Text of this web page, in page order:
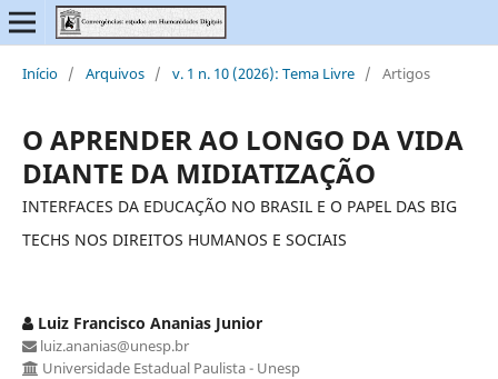
Início / Arquivos / v. 1 n. 10 (2026): Tema Livre / Artigos
O APRENDER AO LONGO DA VIDA
DIANTE DA MIDIATIZAÇÃO
INTERFACES DA EDUCAÇÃO NO BRASIL E O PAPEL DAS BIG
TECHS NOS DIREITOS HUMANOS E SOCIAIS
Luiz Francisco Ananias Junior
luiz.ananias@unesp.br
Universidade Estadual Paulista - Unesp